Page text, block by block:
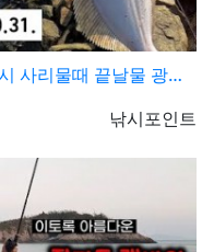
때 끝날물 광어포인트 추천
등록자
낚시포인트